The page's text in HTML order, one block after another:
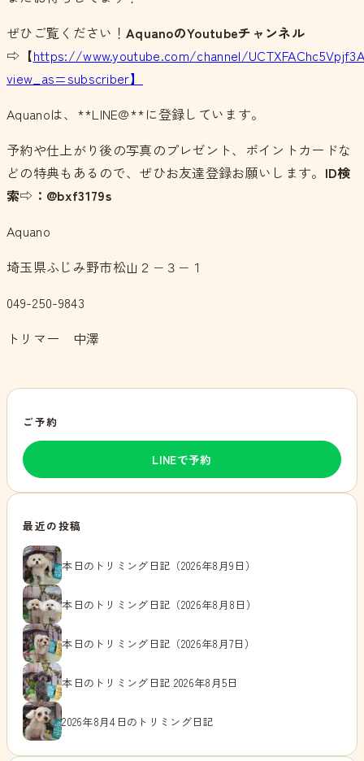
ぜひご覧ください！ AquanoのYoutubeチャンネル
⇨【https://www.youtube.com/channel/
view_as=subscriber】
Aquanoは、**LINE@**に登録しています。
予約や仕上がり後の写真のプレゼント、ポイントカードな
どの特典もあるので、ぜひお友達登録お願いします。 ID検
索⇨：@bxf3179s
Aquano
埼玉県ふじみ野市松山２−３−１
049-250-9843
トリマー 中澤
ご予約
LINEで予約
最近の投稿
本日のトリミング日記（2026年8月9日）
本日のトリミング日記（2026年8月8日）
本日のトリミング日記（2026年8月7日）
本日のトリミング日記 2026年8月5日
2026年8月4日のトリミング日記